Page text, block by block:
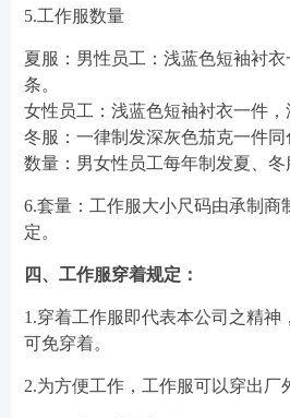
5.工作服数量
夏服：男性员工：浅蓝色短袖衬
条。
女性员工：浅蓝色短袖衬衣一件，
冬服：一律制发深灰色茄克一件同
数量：男女性员工每年制发夏、冬
6.套量：工作服大小尺码由承制商
定。
四、工作服穿着规定：
1.穿着工作服即代表本公司之精神
可免穿着。
2.为方便工作，工作服可以穿出厂